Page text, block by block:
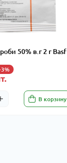
50% в.г 2 г Basf
3%
В корзину